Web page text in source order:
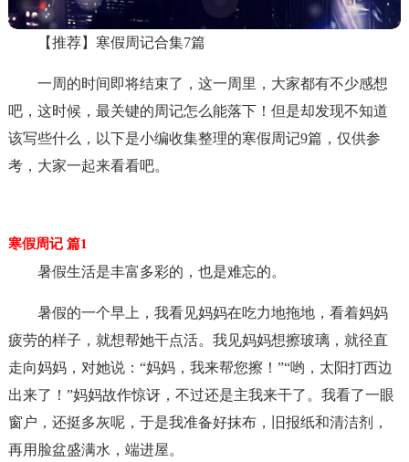
【推荐】寒假周记合集7篇
一周的时间即将结束了，这一周里，大家都有不少感想
吧，这时候，最关键的周记怎么能落下！但是却发现不知道
该写些什么，以下是小编收集整理的寒假周记9篇，仅供参
考，大家一起来看看吧。
寒假周记 篇1
暑假生活是丰富多彩的，也是难忘的。
暑假的一个早上，我看见妈妈在吃力地拖地，看着妈妈
疲劳的样子，就想帮她干点活。我见妈妈想擦玻璃，就径直
走向妈妈，对她说：“妈妈，我来帮您擦！”“哟，太阳打西边
出来了！”妈妈故作惊讶，不过还是主我来干了。我看了一眼
窗户，还挺多灰呢，于是我准备好抹布，旧报纸和清洁剂，
再用脸盆盛满水，端进屋。